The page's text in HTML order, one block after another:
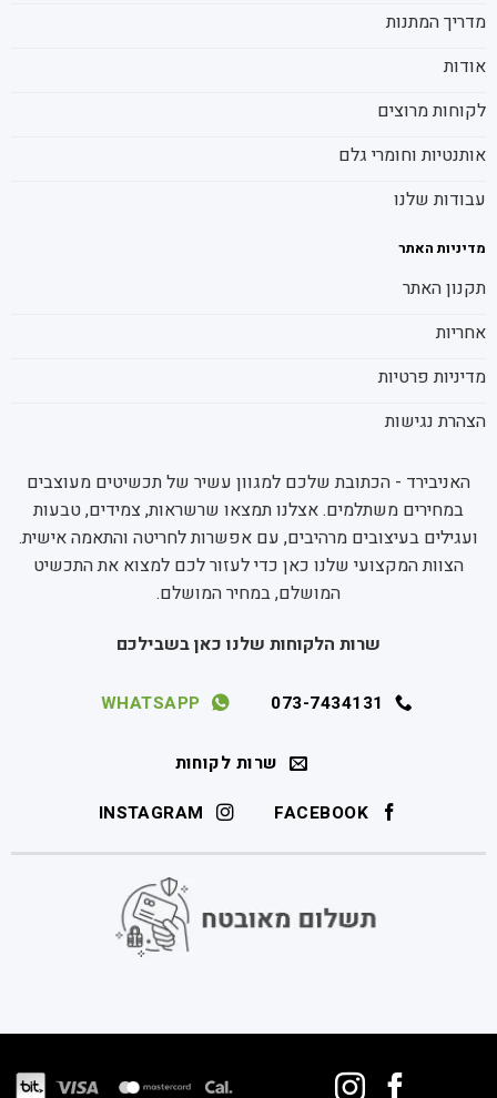
מדריך המתנות
אודות
לקוחות מרוצים
אותנטיות וחומרי גלם
עבודות שלנו
מדיניות האתר
תקנון האתר
אחריות
מדיניות פרטיות
הצהרת נגישות
האניבירד - הכתובת שלכם למגוון עשיר של תכשיטים מעוצבים
במחירים משתלמים. אצלנו תמצאו שרשראות, צמידים, טבעות
ועגילים בעיצובים מרהיבים, עם אפשרות לחריטה והתאמה אישית.
הצוות המקצועי שלנו כאן כדי לעזור לכם למצוא את התכשיט
המושלם, במחיר המושלם.
שרות הלקוחות שלנו כאן בשבילכם
073-7434131
WHATSAPP
שרות לקוחות
FACEBOOK
INSTAGRAM